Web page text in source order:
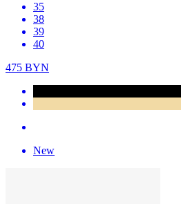
35
38
39
40
475 BYN
New